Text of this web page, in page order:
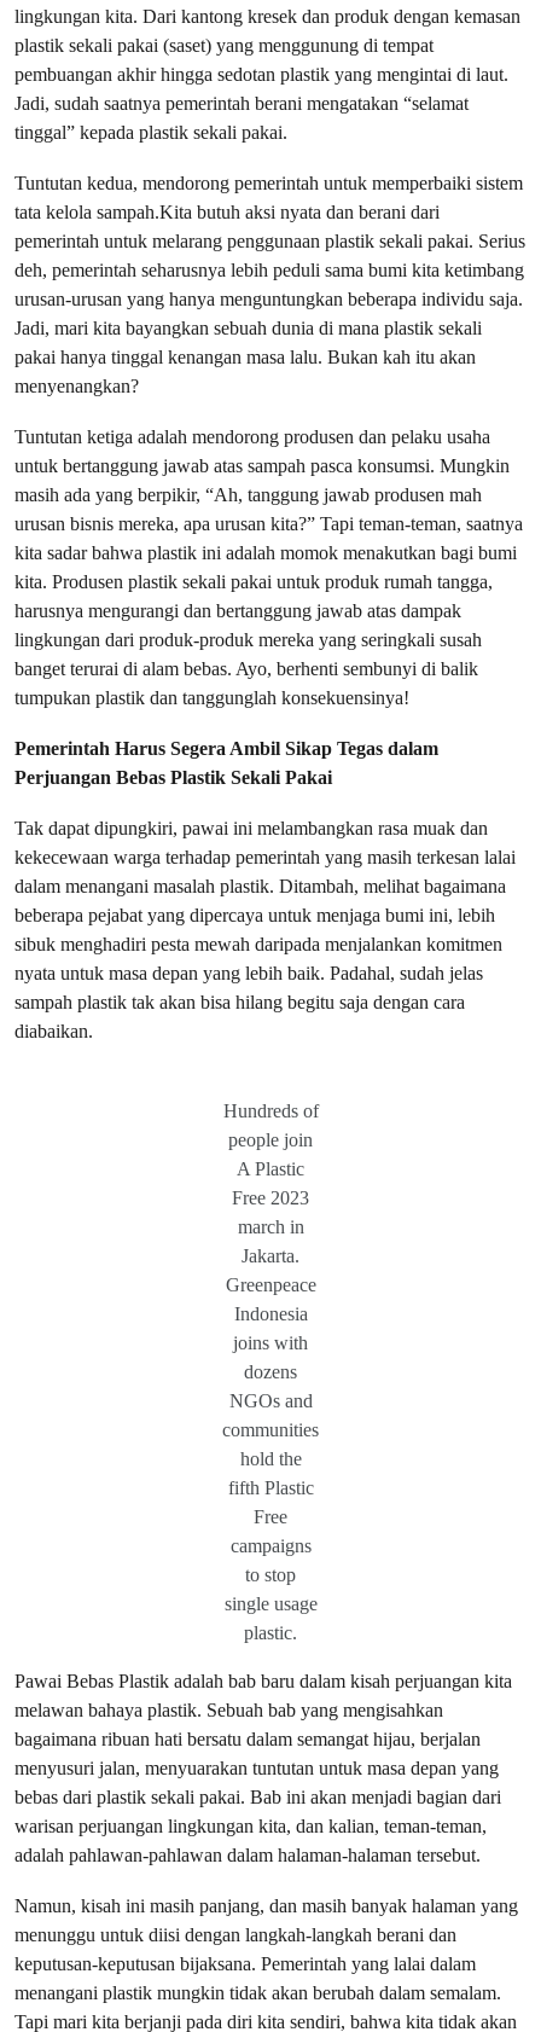
lingkungan kita. Dari kantong kresek dan produk dengan kemasan
plastik sekali pakai (saset) yang menggunung di tempat
pembuangan akhir hingga sedotan plastik yang mengintai di laut.
Jadi, sudah saatnya pemerintah berani mengatakan “selamat
tinggal” kepada plastik sekali pakai.
Tuntutan kedua, mendorong pemerintah untuk memperbaiki sistem
tata kelola sampah.Kita butuh aksi nyata dan berani dari
pemerintah untuk melarang penggunaan plastik sekali pakai. Serius
deh, pemerintah seharusnya lebih peduli sama bumi kita ketimbang
urusan-urusan yang hanya menguntungkan beberapa individu saja.
Jadi, mari kita bayangkan sebuah dunia di mana plastik sekali
pakai hanya tinggal kenangan masa lalu. Bukan kah itu akan
menyenangkan?
Tuntutan ketiga adalah mendorong produsen dan pelaku usaha
untuk bertanggung jawab atas sampah pasca konsumsi. Mungkin
masih ada yang berpikir, “Ah, tanggung jawab produsen mah
urusan bisnis mereka, apa urusan kita?” Tapi teman-teman, saatnya
kita sadar bahwa plastik ini adalah momok menakutkan bagi bumi
kita. Produsen plastik sekali pakai untuk produk rumah tangga,
harusnya mengurangi dan bertanggung jawab atas dampak
lingkungan dari produk-produk mereka yang seringkali susah
banget terurai di alam bebas. Ayo, berhenti sembunyi di balik
tumpukan plastik dan tanggunglah konsekuensinya!
Pemerintah Harus Segera Ambil Sikap Tegas dalam
Perjuangan Bebas Plastik Sekali Pakai
Tak dapat dipungkiri, pawai ini melambangkan rasa muak dan
kekecewaan warga terhadap pemerintah yang masih terkesan lalai
dalam menangani masalah plastik. Ditambah, melihat bagaimana
beberapa pejabat yang dipercaya untuk menjaga bumi ini, lebih
sibuk menghadiri pesta mewah daripada menjalankan komitmen
nyata untuk masa depan yang lebih baik. Padahal, sudah jelas
sampah plastik tak akan bisa hilang begitu saja dengan cara
diabaikan.
Hundreds of
people join
A Plastic
Free 2023
march in
Jakarta.
Greenpeace
Indonesia
joins with
dozens
NGOs and
communities
hold the
fifth Plastic
Free
campaigns
to stop
single usage
plastic.
Pawai Bebas Plastik adalah bab baru dalam kisah perjuangan kita
melawan bahaya plastik. Sebuah bab yang mengisahkan
bagaimana ribuan hati bersatu dalam semangat hijau, berjalan
menyusuri jalan, menyuarakan tuntutan untuk masa depan yang
bebas dari plastik sekali pakai. Bab ini akan menjadi bagian dari
warisan perjuangan lingkungan kita, dan kalian, teman-teman,
adalah pahlawan-pahlawan dalam halaman-halaman tersebut.
Namun, kisah ini masih panjang, dan masih banyak halaman yang
menunggu untuk diisi dengan langkah-langkah berani dan
keputusan-keputusan bijaksana. Pemerintah yang lalai dalam
menangani plastik mungkin tidak akan berubah dalam semalam.
Tapi mari kita berjanji pada diri kita sendiri, bahwa kita tidak akan